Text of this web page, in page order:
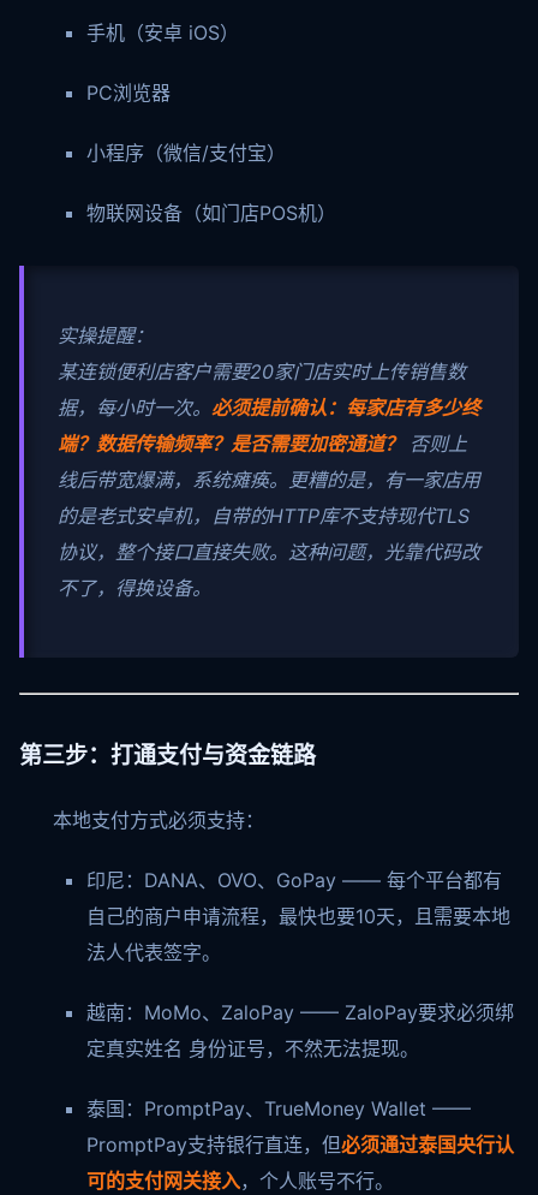
手机（安卓 iOS）
PC浏览器
小程序（微信/支付宝）
物联网设备（如门店POS机）
实操提醒：
某连锁便利店客户需要20家门店实时上传销售数
据，每小时一次。 必须提前确认：每家店有多少终
端？数据传输频率？是否需要加密通道？ 否则上
线后带宽爆满，系统瘫痪。更糟的是，有一家店用
的是老式安卓机，自带的HTTP库不支持现代TLS
协议，整个接口直接失败。这种问题，光靠代码改
不了，得换设备。
第三步：打通支付与资金链路
本地支付方式必须支持：
印尼：DANA、OVO、GoPay —— 每个平台都有
自己的商户申请流程，最快也要10天，且需要本地
法人代表签字。
越南：MoMo、ZaloPay —— ZaloPay要求必须绑
定真实姓名 身份证号，不然无法提现。
泰国：PromptPay、TrueMoney Wallet ——
PromptPay支持银行直连，但必须通过泰国央行认
可的支付网关接入，个人账号不行。